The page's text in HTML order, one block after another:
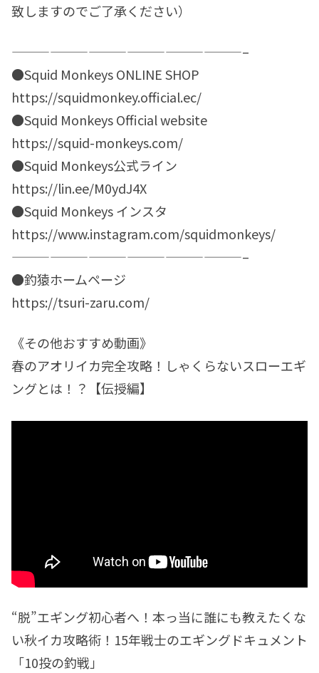
致しますのでご了承ください）
——————————————————–
●Squid Monkeys ONLINE SHOP
https://squidmonkey.official.ec/
●Squid Monkeys Official website
https://squid-monkeys.com/
●Squid Monkeys公式ライン
https://lin.ee/M0ydJ4X
●Squid Monkeys インスタ
https://www.instagram.com/squidmonkeys/
——————————————————–
●釣猿ホームページ
https://tsuri-zaru.com/
《その他おすすめ動画》
春のアオリイカ完全攻略！しゃくらないスローエギ
ングとは！？【伝授編】
“脱”エギング初心者へ！本っ当に誰にも教えたくな
い秋イカ攻略術！15年戦士のエギングドキュメント
「10投の釣戦」